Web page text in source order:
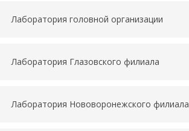
Лаборатория головной организации
Лаборатория Глазовского филиала
Лаборатория Нововоронежского филиала